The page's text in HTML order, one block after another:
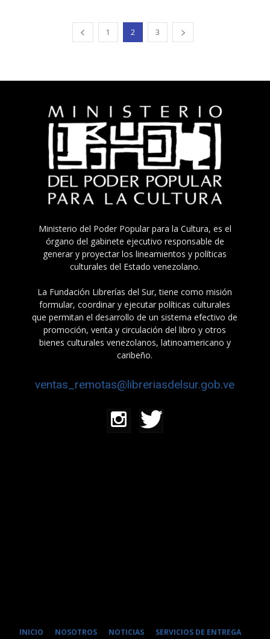
1 2 3
Ministerio del Poder Popular para la Cultura, es el
órgano del gabinete ejecutivo responsable de
generar y proyectar los lineamientos y políticas
culturales del Estado venezolano.
La Fundación Librerías del Sur, tiene como misión
formular, coordinar y ejecutar políticas culturales
que permitan el desarrollo de un sistema efectivo de
promoción, venta y circulación del libro y otros
bienes culturales venezolanos, latinoamericano y
caribeño.
ventas_remotas@libreriasdelsur.gob.ve
INICIO NOSOTROS NOTICIAS SERVICIOS DE ENTREGA